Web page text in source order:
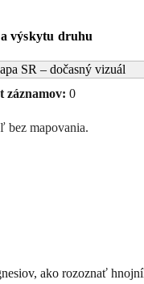
výskytu druhu
záznamov: 0
bez mapovania.
ako rozoznať